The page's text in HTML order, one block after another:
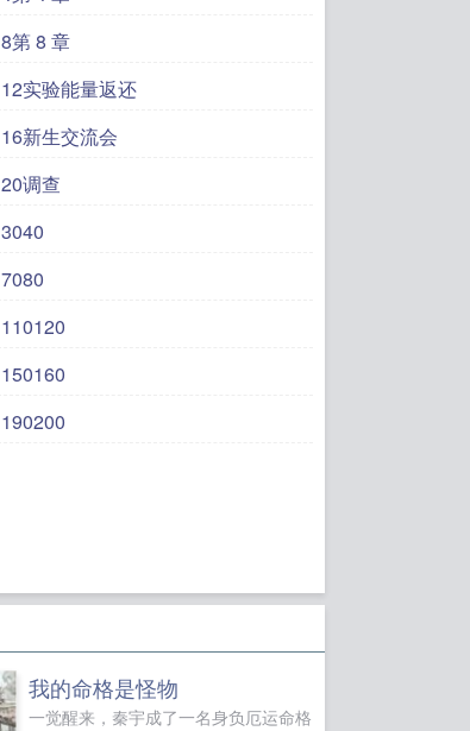
8第 8 章
12实验能量返还
16新生交流会
20调查
3040
7080
110120
150160
190200
我的命格是怪物
一觉醒来，秦宇成了一名身负厄运命格